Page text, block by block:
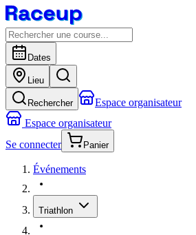
Dates
Lieu
Rechercher
Espace organisateur
Espace organisateur
Se connecter
Panier
Événements
Triathlon